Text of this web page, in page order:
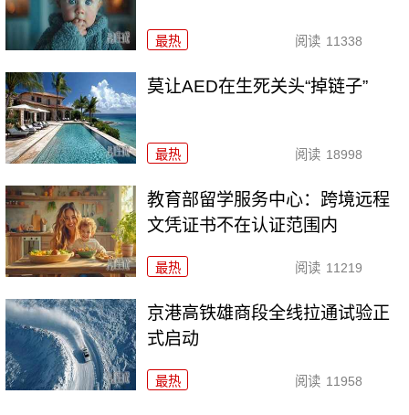
最热 阅读 11338
莫让AED在生死关头“掉链子”
最热 阅读 18998
教育部留学服务中心：跨境远程
文凭证书不在认证范围内
最热 阅读 11219
京港高铁雄商段全线拉通试验正
式启动
最热 阅读 11958